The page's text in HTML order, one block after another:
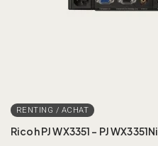
Ricoh PJ WX3351 – PJ WX3351Ni